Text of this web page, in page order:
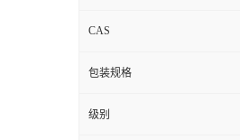
CAS
包装规格
级别